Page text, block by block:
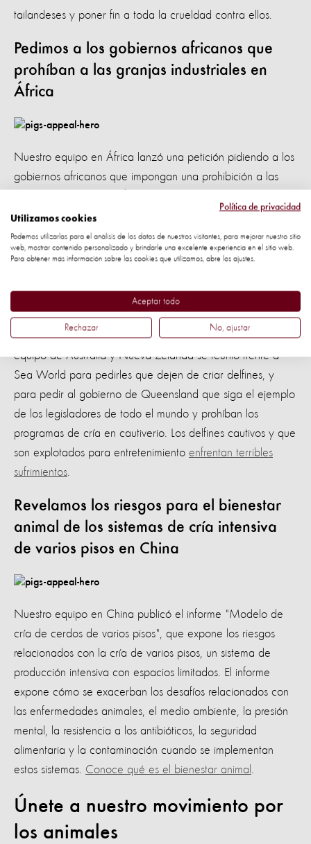
tailandeses y poner fin a toda la crueldad contra ellos.
Pedimos a los gobiernos africanos que
prohíban a las granjas industriales en
África
Nuestro equipo en África lanzó una petición pidiendo a los
gobiernos africanos que impongan una prohibición a las
participantes de la convención Cop 27 de Egipto este año.
Pedimos a Sea World Australia que deje
Junto con otros grupos de protección animal, nuestro
equipo de Australia y Nueva Zelanda se reunió frente a
Sea World para pedirles que dejen de criar delfines, y
para pedir al gobierno de Queensland que siga el ejemplo
de los legisladores de todo el mundo y prohíban los
programas de cría en cautiverio. Los delfines cautivos y que
son explotados para entretenimiento enfrentan terribles
sufrimientos
Revelamos los riesgos para el bienestar
animal de los sistemas de cría intensiva
de varios pisos en China
Nuestro equipo en China publicó el informe "Modelo de
cría de cerdos de varios pisos", que expone los riesgos
relacionados con la cría de varios pisos, un sistema de
producción intensiva con espacios limitados. El informe
expone cómo se exacerban los desafíos relacionados con
las enfermedades animales, el medio ambiente, la presión
mental, la resistencia a los antibióticos, la seguridad
alimentaria y la contaminación cuando se implementan
estos sistemas. Conoce qué es el bienestar animal
Únete a nuestro movimiento por
los animales
Política de privacidad
Utilizamos cookies
Podemos utilizarlas para el análisis de los datos de nuestros visitantes, para mejorar nuestro sitio
web, mostrar contenido personalizado y brindarle una excelente experiencia en el sitio web.
Para obtener más información sobre las cookies que utilizamos, abre los ajustes.
Aceptar todo
Rechazar No, ajustar